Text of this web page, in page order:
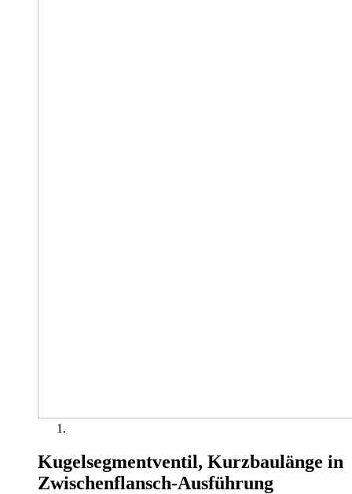
Kugelsegmentventil, Kurzbaulänge in
Zwischenflansch-Ausführung